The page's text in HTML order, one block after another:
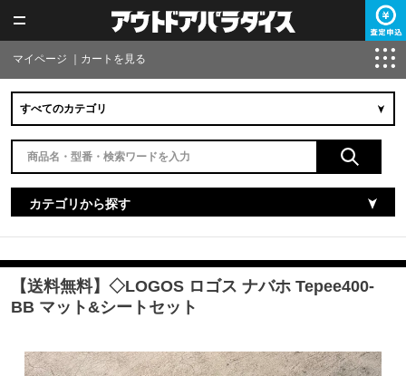
マイページ カートを見る
カテゴリから探す
【送料無料】◇LOGOS ロゴス ナバホ Tepee400-
BB マット&シートセット